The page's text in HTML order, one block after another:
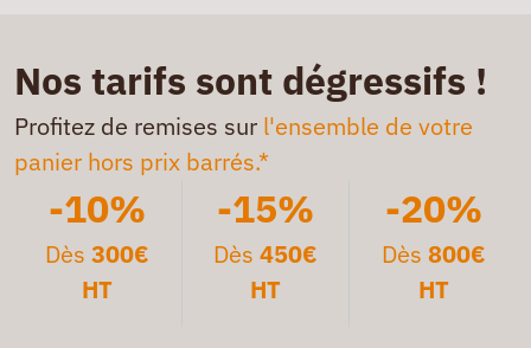
Nos tarifs sont dégressifs !
Profitez de remises sur l'ensemble de votre
panier hors prix barrés.*
-10%
Dès300€
HT
-15%
Dès 450€
HT
-20%
Dès 800€
HT